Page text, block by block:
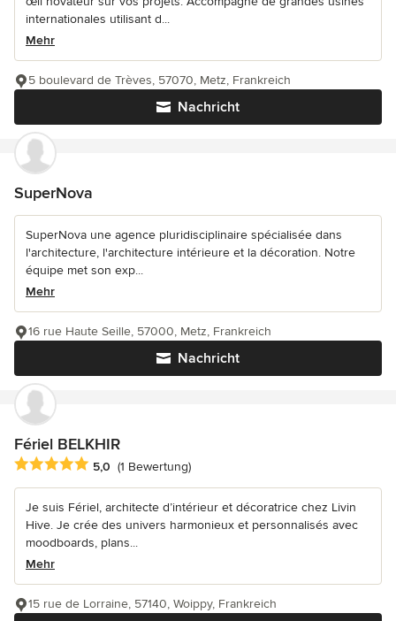
internationales utilisant d...
Mehr
Nachricht
5 boulevard de Trèves, 57070, Metz, Frankreich
SuperNova
SuperNova une agence pluridisciplinaire spécialisée dans
l'architecture, l'architecture intérieure et la décoration. Notre
équipe met son exp...
Mehr
Nachricht
16 rue Haute Seille, 57000, Metz, Frankreich
Fériel BELKHIR
Durchschnittliche Bewertung: 5 von 5 Sternen
5,0 (1 Bewertung)
Je suis Fériel, architecte d’intérieur et décoratrice chez Livin
Hive. Je crée des univers harmonieux et personnalisés avec
moodboards, plans...
Mehr
15 rue de Lorraine, 57140, Woippy, Frankreich